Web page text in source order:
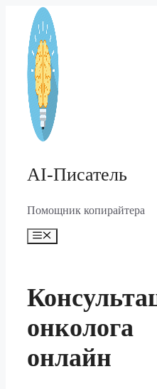
Перейти
содержимому
AI-Писатель
Помощник копирайтера
Меню
онколога
онлайн